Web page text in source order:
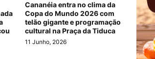
Cananéia entra no clima da
Copa do Mundo 2026 com
telão gigante e programação
cultural na Praça da Tiduca
11 Junho, 2026